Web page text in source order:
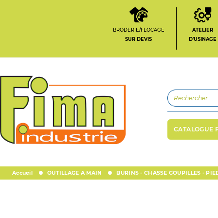
BRODERIE/FLOCAGE
SUR DEVIS
ATELIER
D'USINAGE
CATALOGUE
Accueil OUTILLAGE A MAIN BURINS - CHASSE GOUPILLES -